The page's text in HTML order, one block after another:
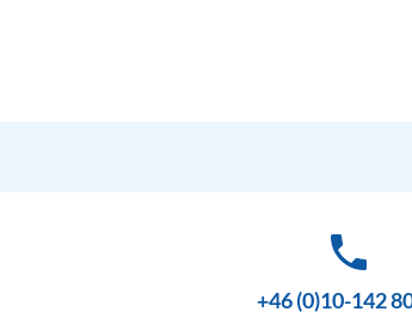
phone
+46 (0)10-142